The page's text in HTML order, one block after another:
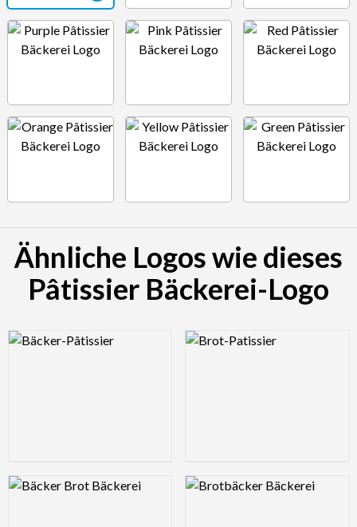
Ähnliche Logos wie dieses
Pâtissier Bäckerei-Logo
Logo Preview Image Logo Preview Image
Logo Preview Image Logo Preview Image